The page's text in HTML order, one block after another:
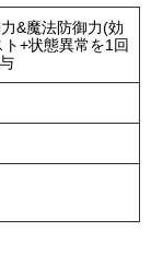
&魔法防御力(効
+状態異常を1回